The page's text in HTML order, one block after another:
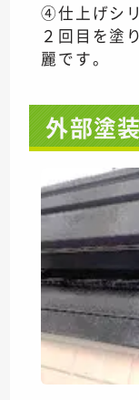
④仕上げシ
２回目を塗
麗です。
外部塗